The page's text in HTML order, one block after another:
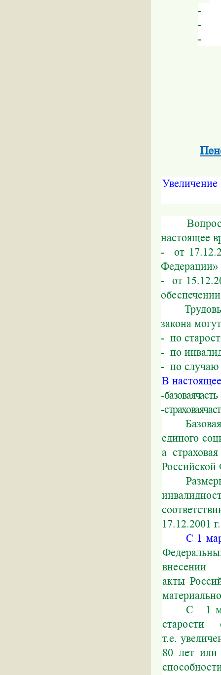
-
-
-
Увеличение
настоящее
-
от
Федерации»
-
от
закона
- по
- по
- по случаю
В
-базоваячасть
-страховая
единого
а
17.12.2001
С 1
внесении
акты
С 1
старости
т.е.
80 лет